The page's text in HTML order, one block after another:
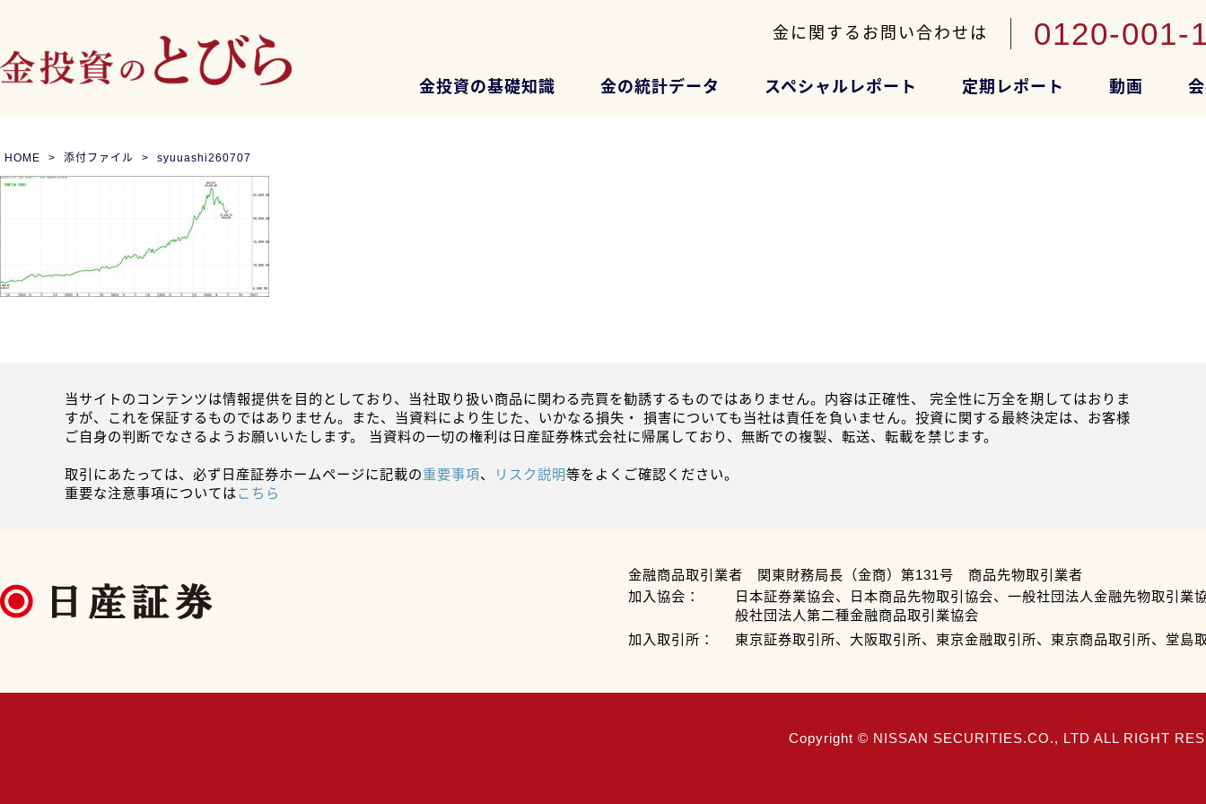
金に関するお問い合わせは 0120-001-
金投資の基礎知識 金の統計データ スペシャルレポート 定期レポート 動画
HOME 添付ファイル syuuashi260707
当サイトのコンテンツは情報提供を目的としており、当社取り扱い商品に関わる売買を勧誘するものではありません。内容は正確性、 完全性に万全を期してはおりま
すが、これを保証するものではありません。また、当資料により生じた、いかなる損失・ 損害についても当社は責任を負いません。投資に関する最終決定は、お客様
ご自身の判断でなさるようお願いいたします。 当資料の一切の権利は日産証券株式会社に帰属しており、無断での複製、転送、転載を禁じます。
取引にあたっては、必ず日産証券ホームページに記載の重要事項、 リスク説明等をよくご確認ください。
重要な注意事項についてはこちら
金融商品取引業者 関東財務局長（金商）第131号 商品先物取引業者
加入協会：
日本証券業協会、日本商品先物取引協会、一般社団法人金融先物取引業
般社団法人第二種金融商品取引業協会
加入取引所：
東京証券取引所、大阪取引所、東京金融取引所、東京商品取引所、堂島
Copyright © NISSAN SECURITIES.CO., LTD ALL RIGHT